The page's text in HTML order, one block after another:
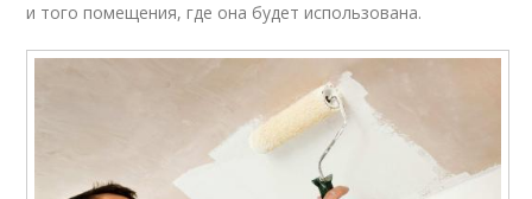
и того помещения, где она будет использована.